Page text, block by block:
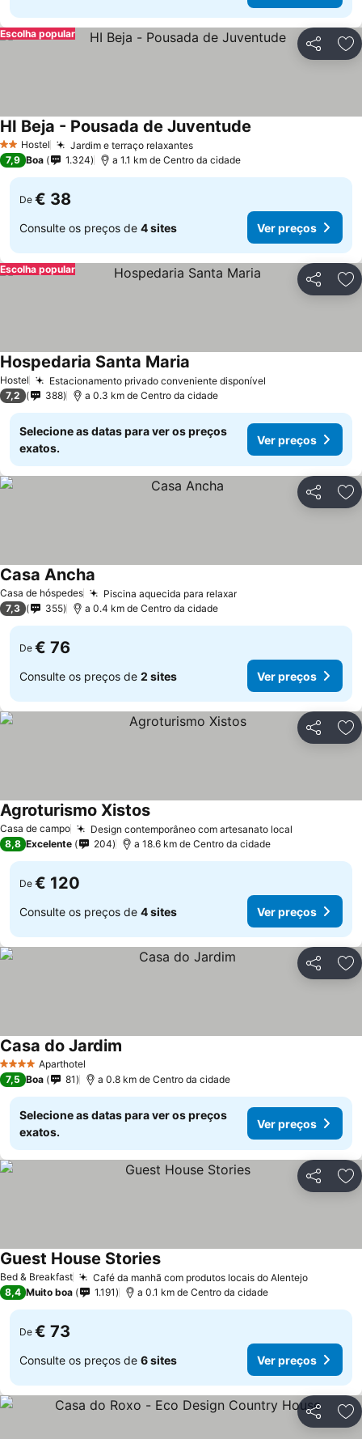
Partilhar
Escolha popular
2 Estrelas
Hostel Jardim e terraço relaxantes
HI Beja - Pousada de Juventude
7,9 Boa 1.324 a 1.1 km de Centro da cidade
De € 38
Consulte os preços de 4 sites Ver preços
Partilhar
Escolha popular
Hostel Estacionamento privado conveniente disponível
Hospedaria Santa Maria
7,2 388 a 0.3 km de Centro da cidade
Selecione as datas para ver os preços
exatos.
Ver preços
Partilhar
Casa de hóspedes Piscina aquecida para relaxar
Casa Ancha
7,3 355 a 0.4 km de Centro da cidade
De € 76
Consulte os preços de 2 sites Ver preços
Partilhar
Casa de campo Design contemporâneo com artesanato local
Agroturismo Xistos
8,8 Excelente 204 a 18.6 km de Centro da cidade
De € 120
Consulte os preços de 4 sites Ver preços
Partilhar
4 EstrelasAparthotel
Casa do Jardim
7,5 Boa 81 a 0.8 km de Centro da cidade
Selecione as datas para ver os preços
exatos.
Ver preços
Partilhar
Bed & Breakfast Café da manhã com produtos locais do Alentejo
Guest House Stories
8,4 Muito boa 1.191 a 0.1 km de Centro da cidade
De € 73
Consulte os preços de 6 sites Ver preços
Partilhar